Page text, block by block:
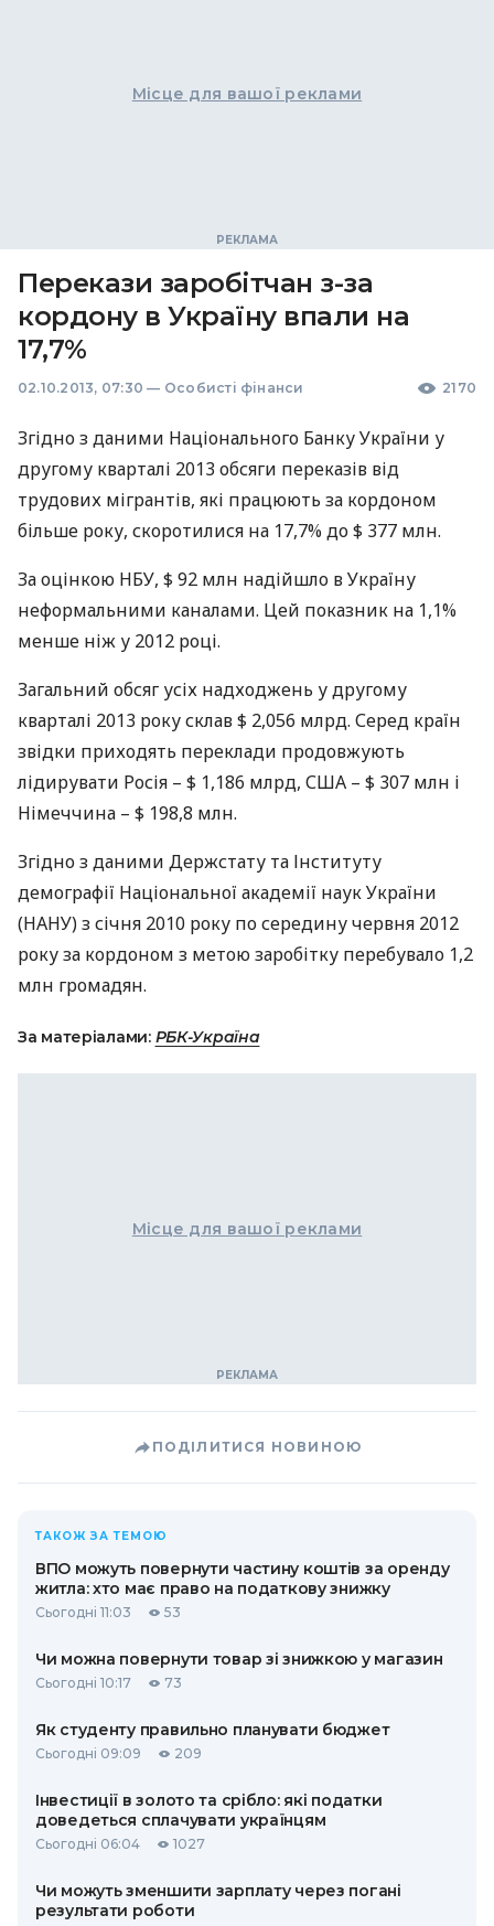
Місце для вашої реклами
Перекази заробітчан з-за
кордону в Україну впали на
17,7%
02.10.2013, 07:30 — Особисті фінанси 2170
Згідно з даними Національного Банку України у
другому кварталі 2013 обсяги переказів від
трудових мігрантів, які працюють за кордоном
більше року, скоротилися на 17,7% до $ 377 млн.
За оцінкою НБУ, $ 92 млн надійшло в Україну
неформальними каналами. Цей показник на 1,1%
менше ніж у 2012 році.
Загальний обсяг усіх надходжень у другому
кварталі 2013 року склав $ 2,056 млрд. Серед країн
звідки приходять переклади продовжують
лідирувати Росія – $ 1,186 млрд, США – $ 307 млн і
Німеччина – $ 198,8 млн.
Згідно з даними Держстату та Інституту
демографії Національної академії наук України
(НАНУ) з січня 2010 року по середину червня 2012
року за кордоном з метою заробітку перебувало 1,2
млн громадян.
За матеріалами: РБК-Україна
Місце для вашої реклами
ПОДІЛИТИСЯ НОВИНОЮ
ТАКОЖ ЗА ТЕМОЮ
ВПО можуть повернути частину коштів за оренду
житла: хто має право на податкову знижку
Сьогодні 11:03 53
Чи можна повернути товар зі знижкою у магазин
Сьогодні 10:17 73
Як студенту правильно планувати бюджет
Сьогодні 09:09 209
Інвестиції в золото та срібло: які податки
доведеться сплачувати українцям
Сьогодні 06:04 1027
Чи можуть зменшити зарплату через погані
результати роботи